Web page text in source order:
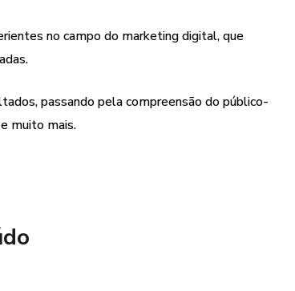
suas estratégias;
sucesso digital! Adquira agora mesmo o Guia
no campo do marketing digital, que
passando pela compreensão do público-
muito mais.